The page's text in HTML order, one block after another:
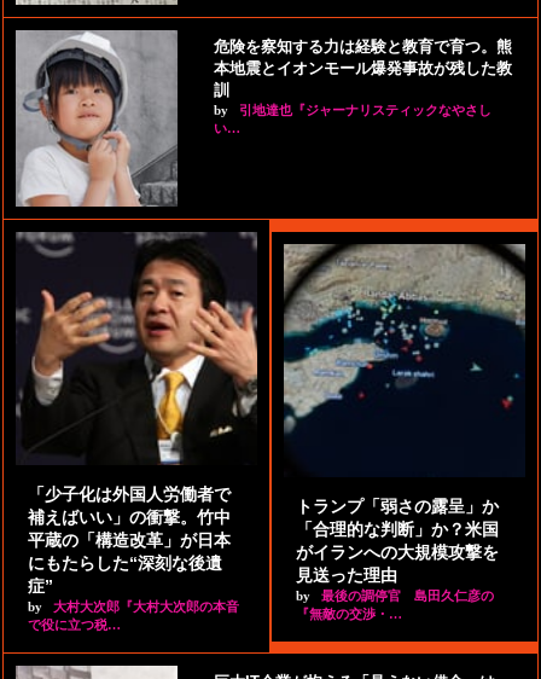
危険を察知する力は経験と教育で育つ。熊
本地震とイオンモール爆発事故が残した教
訓
by
引地達也『ジャーナリスティックなやさし
い…
「少子化は外国人労働者で
補えばいい」の衝撃。竹中
平蔵の「構造改革」が日本
にもたらした“深刻な後遺
症”
by
大村大次郎『大村大次郎の本音
で役に立つ税…
トランプ「弱さの露呈」か
「合理的な判断」か？米国
がイランへの大規模攻撃を
見送った理由
by
最後の調停官 島田久仁彦の
『無敵の交渉・…